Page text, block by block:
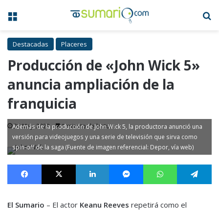
Menú
Destacadas Placeres
Producción de «John Wick 5»
anuncia ampliación de la
franquicia
26 May, 2023 1 minuto de lectura
Además de la producción de John Wick 5, la productora anunció una
versión para videojuegos y una serie de televisión que sirva como
spin-off de la saga (Fuente de imagen referencial: Depor, vía web)
Facebook X LinkedIn MessengerWhatsApp
El Sumario – El actor Keanu Reeves repetirá como el